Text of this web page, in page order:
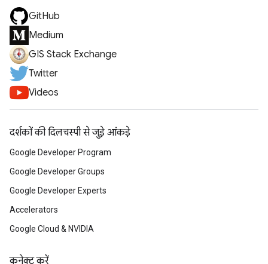
GitHub
Medium
GIS Stack Exchange
Twitter
Videos
दर्शकों की दिलचस्पी से जुड़े आंकड़े
Google Developer Program
Google Developer Groups
Google Developer Experts
Accelerators
Google Cloud & NVIDIA
कनेक्ट करें